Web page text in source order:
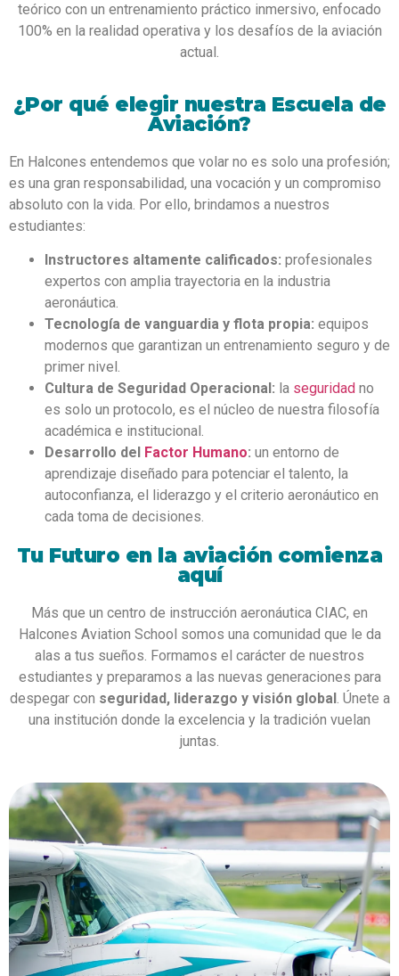
teórico con un entrenamiento práctico inmersivo, enfocado
100% en la realidad operativa y los desafíos de la aviación
actual.
¿Por qué elegir nuestra Escuela de
Aviación?
En Halcones entendemos que volar no es solo una profesión;
es una gran responsabilidad, una vocación y un compromiso
absoluto con la vida. Por ello, brindamos a nuestros
estudiantes:
Instructores altamente calificados: profesionales
expertos con amplia trayectoria en la industria
aeronáutica.
Tecnología de vanguardia y flota propia: equipos
modernos que garantizan un entrenamiento seguro y de
primer nivel.
Cultura de Seguridad Operacional: la seguridad no
es solo un protocolo, es el núcleo de nuestra filosofía
académica e institucional.
Desarrollo del Factor Humano: un entorno de
aprendizaje diseñado para potenciar el talento, la
autoconfianza, el liderazgo y el criterio aeronáutico en
cada toma de decisiones.
Tu Futuro en la aviación comienza
aquí
Más que un centro de instrucción aeronáutica CIAC, en
Halcones Aviation School somos una comunidad que le da
alas a tus sueños. Formamos el carácter de nuestros
estudiantes y preparamos a las nuevas generaciones para
despegar con seguridad, liderazgo y visión global. Únete a
una institución donde la excelencia y la tradición vuelan
juntas.